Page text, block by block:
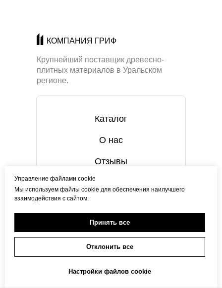
Управление файлами cookie
Мы используем файлы cookie для обеспечения наилучшего
взаимодействия с сайтом.
Принять все
Отклонить все
Настройки файлов cookie
КОМПАНИЯ ГРИФ
Крупнейший поставщик древесно-
плитных материалов в Уральском
регионе.
Каталог
О нас
Отзывы
Контакты
© 2023 - ООО «Компания Гриф» Все права
защищены.